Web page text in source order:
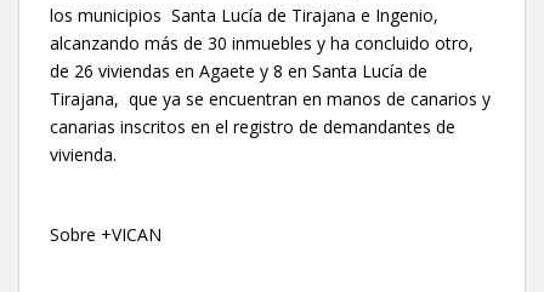
los municipios Santa Lucía de Tirajana e Ingenio,
alcanzando más de 30 inmuebles y ha concluido otro,
de 26 viviendas en Agaete y 8 en Santa Lucía de
Tirajana, que ya se encuentran en manos de canarios y
canarias inscritos en el registro de demandantes de
vivienda.
Sobre +VICAN